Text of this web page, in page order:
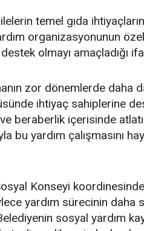
temel gıda
organizasyonunun
olmayı amaçladığı
zor dönemlerde daha
ihtiyaç sahiplerine
beraberlik içerisinde
bu yardım çalışmasını
Konseyi
yardım sürecinin daha
sosyal yardım